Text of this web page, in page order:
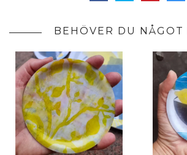
BEHÖVER DU NÅGOT